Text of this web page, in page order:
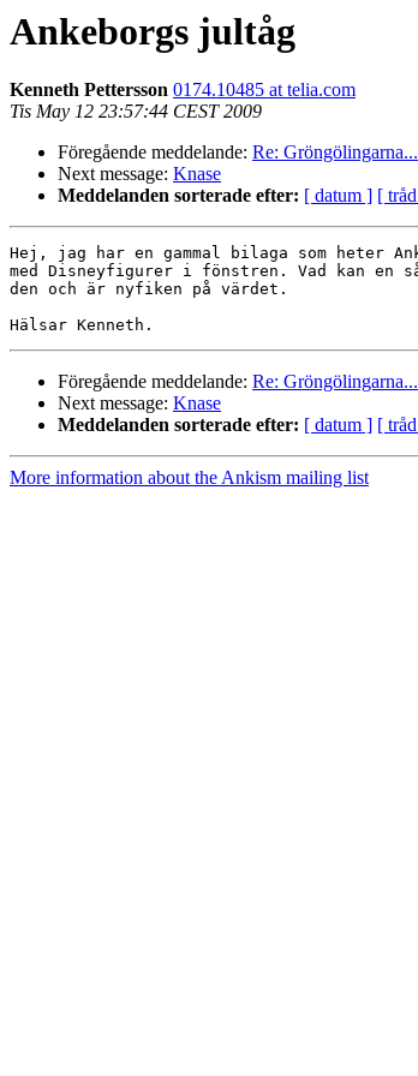
Ankeborgs jultåg
Kenneth Pettersson 0174.10485 at telia.com
Tis May 12 23:57:44 CEST 2009
Föregående meddelande: Re: Gröngölingarna...
Next message: Knase
Meddelanden sorterade efter: [ datum ] [
Hej, jag har en gammal bilaga som heter
med Disneyfigurer i fönstren. Vad kan en
den och är nyfiken på värdet.
Föregående meddelande: Re: Gröngölingarna...
Next message: Knase
Meddelanden sorterade efter: [ datum ] [
More information about the Ankism mailing list